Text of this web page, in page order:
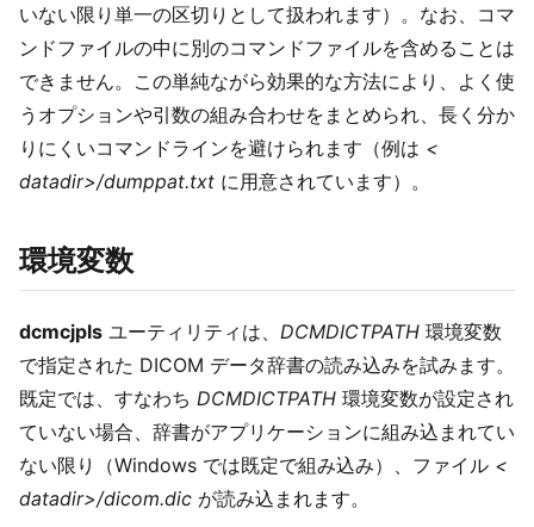
いない限り単一の区切りとして扱われます）。なお、コマ
ンドファイルの中に別のコマンドファイルを含めることは
できません。この単純ながら効果的な方法により、よく使
うオプションや引数の組み合わせをまとめられ、長く分か
りにくいコマンドラインを避けられます（例は <
datadir>/dumppat.txt に用意されています）。
環境変数
dcmcjpls ユーティリティは、 DCMDICTPATH 環境変数
で指定された DICOM データ辞書の読み込みを試みます。
既定では、すなわち DCMDICTPATH 環境変数が設定され
ていない場合、辞書がアプリケーションに組み込まれてい
ない限り（Windows では既定で組み込み）、ファイル <
datadir>/dicom.dic が読み込まれます。